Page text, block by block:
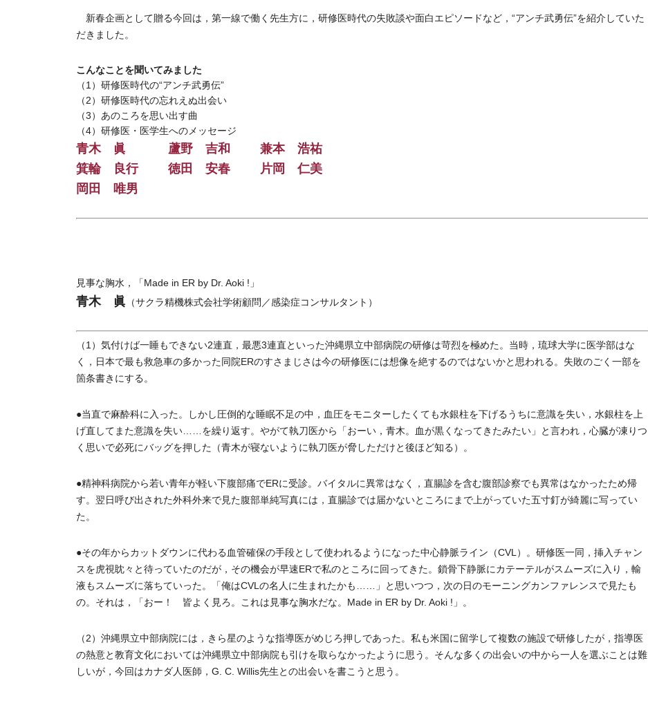
新春企画として贈る今回は，第一線で働く先生方に，研修医時代の失敗談や面白エピソードなど，“アンチ武勇伝”を紹介していた
だきました。
こんなことを聞いてみました
（1）研修医時代の“アンチ武勇伝”
（2）研修医時代の忘れえぬ出会い
（3）あのころを思い出す曲
（4）研修医・医学生へのメッセージ
青木 眞
箕輪 良行
岡田 唯男
蘆野 吉和
徳田 安春
兼本 浩祐
片岡 仁美
見事な胸水，「Made in ER by Dr. Aoki !」
青木 眞 （サクラ精機株式会社学術顧問／感染症コンサルタント）
（1）気付けば一睡もできない2連直，最悪3連直といった沖縄県立中部病院の研修は苛烈を極めた。当時，琉球大学に医学部はな
く，日本で最も救急車の多かった同院ERのすさまじさは今の研修医には想像を絶するのではないかと思われる。失敗のごく一部を
箇条書きにする。
●当直で麻酔科に入った。しかし圧倒的な睡眠不足の中，血圧をモニターしたくても水銀柱を下げるうちに意識を失い，水銀柱を上
げ直してまた意識を失い……を繰り返す。やがて執刀医から「おーい，青木。血が黒くなってきたみたい」と言われ，心臓が凍りつ
く思いで必死にバッグを押した（青木が寝ないように執刀医が脅しただけと後ほど知る）。
●精神科病院から若い青年が軽い下腹部痛でERに受診。バイタルに異常はなく，直腸診を含む腹部診察でも異常はなかったため帰
す。翌日呼び出された外科外来で見た腹部単純写真には，直腸診では届かないところにまで上がっていた五寸釘が綺麗に写ってい
た。
●その年からカットダウンに代わる血管確保の手段として使われるようになった中心静脈ライン（CVL）。研修医一同，挿入チャン
スを虎視眈々と待っていたのだが，その機会が早速ERで私のところに回ってきた。鎖骨下静脈にカテーテルがスムーズに入り，輸
液もスムーズに落ちていった。「俺はCVLの名人に生まれたかも……」と思いつつ，次の日のモーニングカンファレンスで見たも
の。それは，「おー！ 皆よく見ろ。これは見事な胸水だな。Made in ER by Dr. Aoki !」。
（2）沖縄県立中部病院には，きら星のような指導医がめじろ押しであった。私も米国に留学して複数の施設で研修したが，指導医
の熱意と教育文化においては沖縄県立中部病院も引けを取らなかったように思う。そんな多くの出会いの中から一人を選ぶことは難
しいが，今回はカナダ人医師，G. C. Willis先生との出会いを書こうと思う。